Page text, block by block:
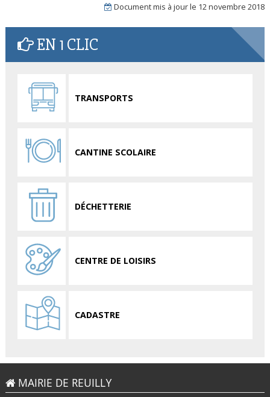
Document mis à jour le 12 novembre 2018
EN 1 CLIC
TRANSPORTS
CANTINE SCOLAIRE
DÉCHETTERIE
CENTRE DE LOISIRS
CADASTRE
MAIRIE DE REUILLY